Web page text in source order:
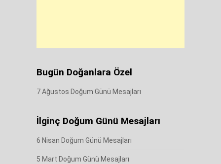
Bugün Doğanlara Özel
7 Ağustos Doğum Günü Mesajları
İlginç Doğum Günü Mesajları
6 Nisan Doğum Günü Mesajları
5 Mart Doğum Günü Mesajları